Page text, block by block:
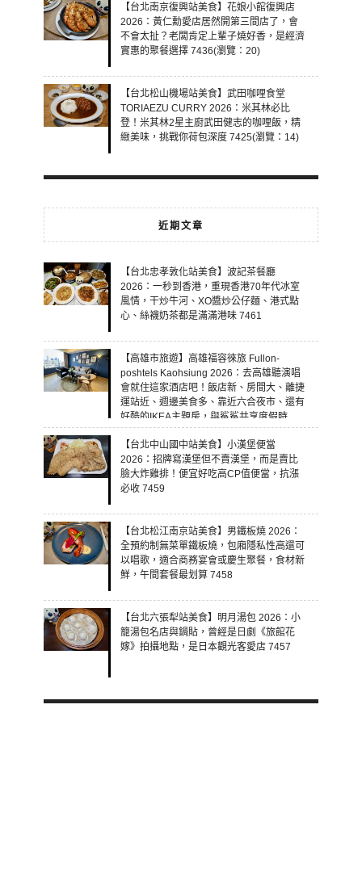
【台北南京復興站美食】花娘小館復興店
2026：黃仁勳愛店居然開第三間店了，會
不會太扯？老闆肯定上輩子燒好香，是經濟
實惠的聚餐選擇 7436(瀏覽：20)
【台北松山機場站美食】武田咖哩食堂
TORIAEZU CURRY 2026：米其林必比
登！米其林2星主廚武田健志的咖哩飯，精
緻美味，挑戰你荷包深度 7425(瀏覽：14)
近期文章
【台北忠孝敦化站美食】波記茶餐廳
2026：一秒到香港，重現香港70年代冰室
風情，干炒牛河、XO醬炒公仔麵、港式點
心、絲襪奶茶都是滿滿港味 7461
【高雄市旅遊】高雄福容徠旅 Fullon-
poshtels Kaohsiung 2026：去高雄聽演唱
會就住這家酒店吧！飯店新、房間大、離捷
運站近、週邊美食多、靠近六合夜市、還有
好酷的IKEA主題房，與鯊鯊共享度假時
光！ 7460
【台北中山國中站美食】小漢堡便當
2026：招牌寫漢堡但不賣漢堡，而是賣比
臉大炸雞排！便宜好吃高CP值便當，抗漲
必收 7459
【台北松江南京站美食】男鐵板燒 2026：
全預約制無菜單鐵板燒，包廂隱私性高還可
以唱歌，適合商務宴會或慶生聚餐，食材新
鮮，午間套餐最划算 7458
【台北六張犁站美食】明月湯包 2026：小
籠湯包名店與鍋貼，曾經是日劇《旅館花
嫁》拍攝地點，是日本觀光客愛店 7457